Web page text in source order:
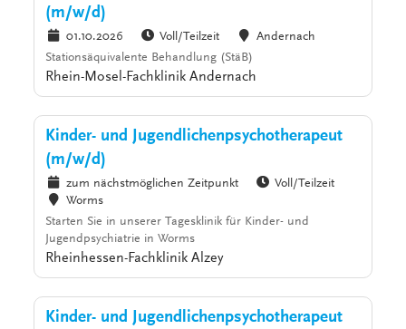
(m/w/d)
01.10.2026 Voll/Teilzeit
Andernach
Stationsäquivalente Behandlung (StäB)
Rhein-Mosel-Fachklinik Andernach
Kinder- und Jugendlichenpsychotherapeut
(m/w/d)
zum nächstmöglichen Zeitpunkt
Voll/Teilzeit
Worms
Starten Sie in unserer Tagesklinik für Kinder- und
Jugendpsychiatrie in Worms
Rheinhessen-Fachklinik Alzey
Kinder- und Jugendlichenpsychotherapeut